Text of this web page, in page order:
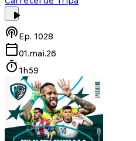
Ep. 1028
01.mai.26
1h59